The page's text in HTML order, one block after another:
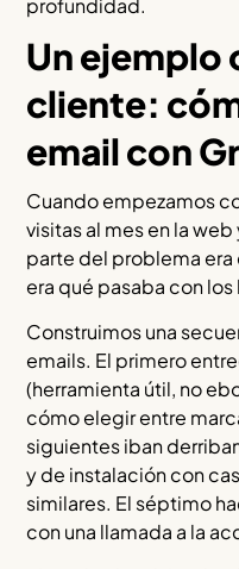
profundidad.
Un ejemplo
cliente:
email con
Cuando empezamos
visitas al mes en la
parte del problema era
era qué pasaba con
Construimos una
emails. El primero
(herramienta útil, no
cómo elegir entre
siguientes iban
y de instalación con
similares. El séptimo
con una llamada a la